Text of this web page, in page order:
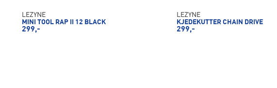
LEZYNE
MINI TOOL RAP II 12 BLACK
299,-
LEZYNE
KJEDEKUTTER CHAIN DRIVE
299,-